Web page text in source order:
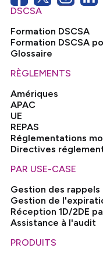
DSCSA
Formation DSCSA
Formation DSCSA
Glossaire
RÈGLEMENTS
Amériques
APAC
UE
REPAS
Réglementations
Directives
PAR USE-CASE
Gestion des rappels
Gestion de
Réception 1D/2DE
Assistance à l'audit
PRODUITS